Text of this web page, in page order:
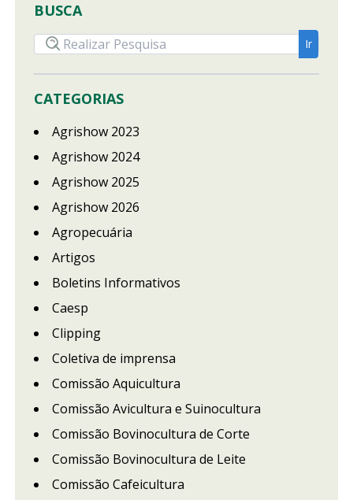
BUSCA
CATEGORIAS
Agrishow 2023
Agrishow 2024
Agrishow 2025
Agrishow 2026
Agropecuária
Artigos
Boletins Informativos
Caesp
Clipping
Coletiva de imprensa
Comissão Aquicultura
Comissão Avicultura e Suinocultura
Comissão Bovinocultura de Corte
Comissão Bovinocultura de Leite
Comissão Cafeicultura